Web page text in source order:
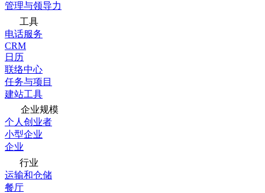
管理与领导力
工具
电话服务
CRM
日历
联络中心
任务与项目
建站工具
企业规模
个人创业者
小型企业
企业
行业
运输和仓储
餐厅